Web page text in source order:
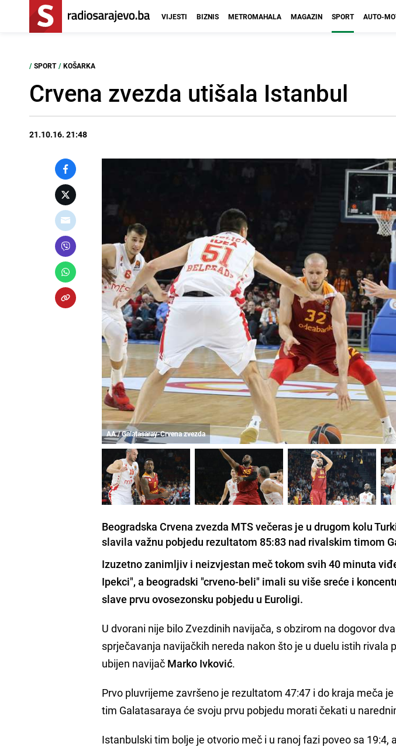
VIJESTI BIZNIS METROMAHALA MAGAZIN SPORT AUTO-
/ SPORT / KOŠARKA
Crvena zvezda utišala Istanbul
21.10.16. 21:48
AA / Galatasaray-Crvena zvezda
Beogradska Crvena zvezda MTS večeras je u drugom kolu
slavila važnu pobjedu rezultatom 85:83 nad rivalskim timom
Izuzetno zanimljiv i neizvjestan meč tokom svih 40 minuta
Ipekci", a beogradski "crveno-beli" imali su više sreće i
slave prvu ovosezonsku pobjedu u Euroligi.
U dvorani nije bilo Zvezdinih navijača, s obzirom na dogovor
sprječavanja navijačkih nereda nakon što je u duelu istih rivala
ubijen navijač Marko Ivković.
Prvo pluvrijeme završeno je rezultatom 47:47 i do kraja meča
tim Galatasaraya će svoju prvu pobjedu morati čekati u
Istanbulski tim bolje je otvorio meč i u ranoj fazi poveo sa 19:4,